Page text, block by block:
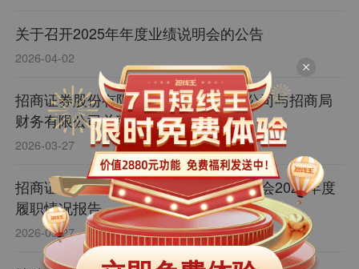
关于召开2025年年度业绩说明会的公告
2026-04-02
招商证券股份有限公司独立董事关于公司与招商局
财务有限公司关联交易的独立意见
2026-03-27
招商证券股份有限公司董事会审计委员会2025年度
履职情况报告
2026-03-27